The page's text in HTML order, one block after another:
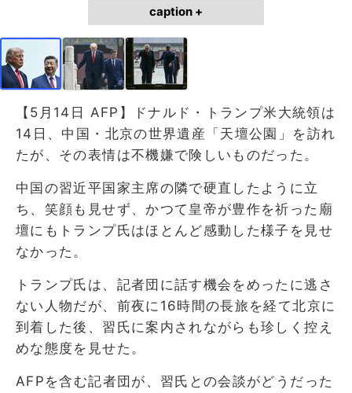
caption +
【5月14日 AFP】ドナルド・トランプ米大統領は
14日、中国・北京の世界遺産「天壇公園」を訪れ
たが、その表情は不機嫌で険しいものだった。
中国の習近平国家主席の隣で硬直したように立
ち、笑顔も見せず、かつて皇帝が豊作を祈った廟
壇にもトランプ氏はほとんど感動した様子を見せ
なかった。
トランプ氏は、記者団に話す機会をめったに逃さ
ない人物だが、前夜に16時間の長旅を経て北京に
到着した後、習氏に案内されながらも珍しく控え
めな態度を見せた。
AFPを含む記者団が、習氏との会談がどうだった